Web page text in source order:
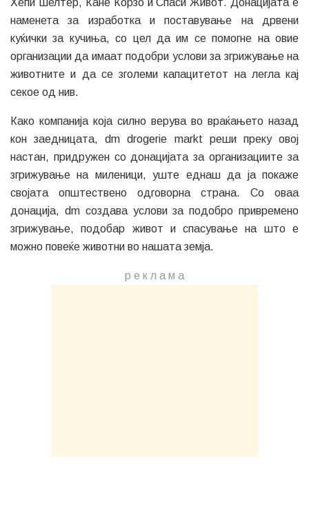
наменета за изработка и поставување на дрвени
куќички за кучиња, со цел да им се помогне на овие
организации да имаат подобри услови за згрижување на
животните и да се зголеми капацитетот на легла кај
секое од нив.
Како компанија која силно верува во враќањето назад
кон заедницата, dm drogerie markt реши преку овој
настан, придружен со донацијата за организациите за
згрижување на миленици, уште еднаш да ја покаже
својата општествено одговорна страна. Со оваа
донација, dm создава услови за подобро привремено
згрижување, подобар живот и спасување на што е
можно повеќе животни во нашата земја.
р е к л а м a